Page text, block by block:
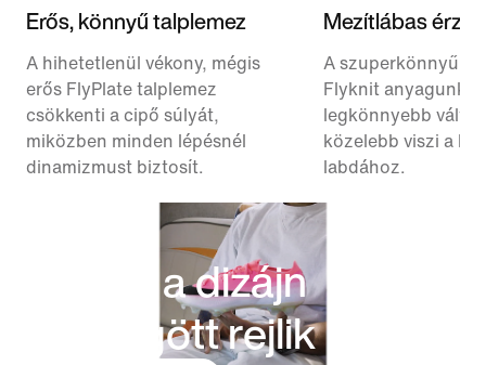
Erős, könnyű talplemez
A hihetetlenül vékony, mégis
erős FlyPlate talplemez
csökkenti a cipő súlyát,
miközben minden lépésnél
dinamizmust biztosít.
Mezítlábas érzés
A szuperkönnyű
Flyknit anyagunk
legkönnyebb
közelebb viszi a
labdához.
Ami a dizájn
mögött rejlik